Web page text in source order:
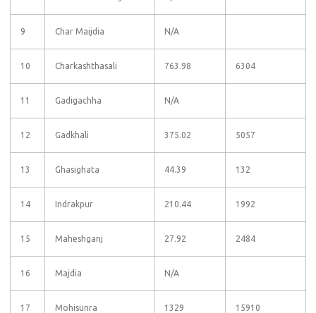
9 Char Maijdia N/A
10 Charkashthasali 763.98 6304
11 Gadigachha N/A
12 Gadkhali 375.02 5057
13 Ghasighata 44.39 132
14 Indrakpur 210.44 1992
15 Maheshganj 27.92 2484
16 Majdia N/A
17 Mohisunra 1329 15910